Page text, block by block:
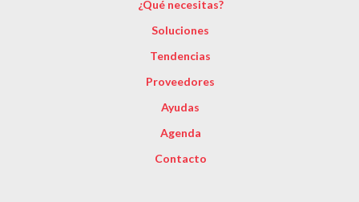
¿Qué necesitas?
Soluciones
Tendencias
Proveedores
Ayudas
Agenda
Contacto